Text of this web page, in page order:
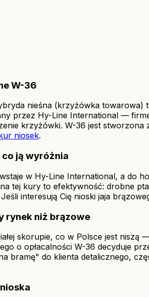
W-36
nieśna (krzyżówka towarowa)
przez Hy-Line International —
krzyżówki. W-36 jest stworzona
niosek.
ją wyróżnia
w Hy-Line International, a do
tej kury to efektywność: drobne
Jeśli interesują Cię nioski jaja
rynek niż brązowe
skorupie, co w Polsce jest
o opłacalności W-36 decyduje
bramę" do klienta detalicznego,